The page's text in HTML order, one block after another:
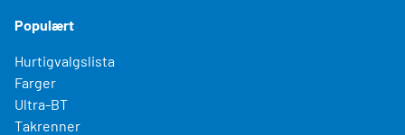
Populært
Hurtigvalgslista
Farger
Ultra-BT
Takrenner